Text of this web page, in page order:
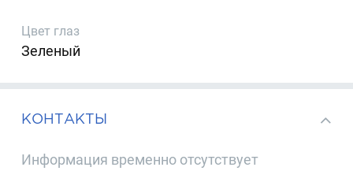
Цвет глаз
Зеленый
КОНТАКТЫ
Информация временно отсутствует